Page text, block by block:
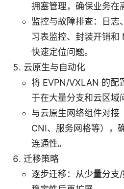
拥塞管理，确保业务在
监控与故障排查：日志
习表监控、封装开销和
快速定位问题。
云原生与自动化
将 EVPN/VXLAN 的配
于在大量分支和云区域
与云原生网络组件对
CNI、服务网格等），
连通性。
迁移策略
逐步迁移：从少量分支